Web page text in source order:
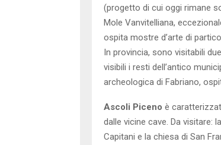
(progetto di cui oggi rimane
Mole Vanvitelliana,
ospita mostre d’arte di
In provincia, sono visitabili
visibili i resti dell’antico
archeologica di Fabriano,
Ascoli Piceno è
dalle vicine cave. Da visitare:
Capitani e la chiesa di San